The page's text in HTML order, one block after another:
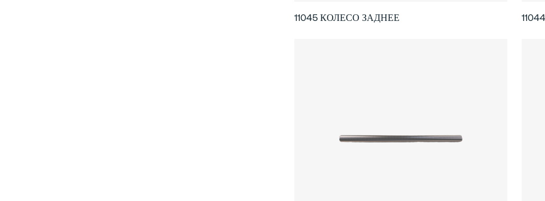
11045 КОЛЕСО ЗАДНЕЕ